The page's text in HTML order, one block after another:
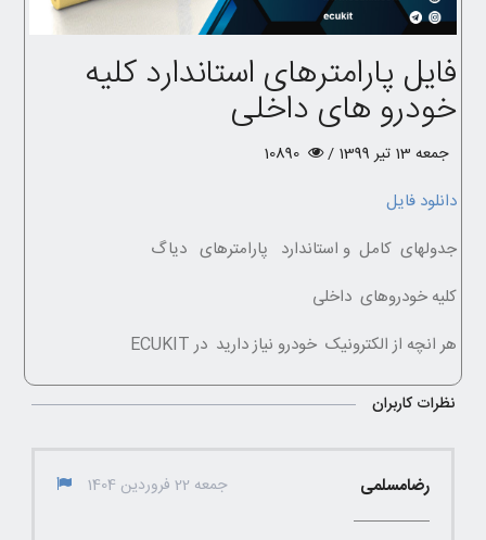
فایل پارامترهای استاندارد کلیه
خودرو های داخلی
جمعه 13 تیر 1399 /
دانلود فایل
جدولهای کامل و استاندارد پارامترهای دیاگ
کلیه خودروهای داخلی
هر انچه از الکترونیک خودرو نیاز دارید در ECUKIT
نظرات کاربران
رضامسلمی جمعه 22 فروردین 1404